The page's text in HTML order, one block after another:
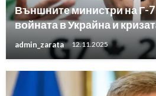
Външните министри на Г-
войната в Украйна и
admin_zarata 12.11.2025